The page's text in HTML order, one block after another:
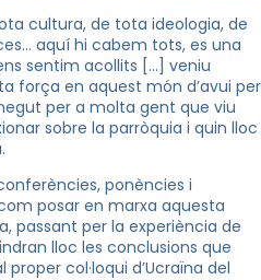
cultura, de tota ideologia, de
aquí hi cabem tots, es una
sentim acollits […] veniu
força en aquest món d’avui per
per a molta gent que viu
sobre la parròquia i quin lloc
ponències i
posar en marxa aquesta
passant per la experiència de
lloc les conclusions que
col·loqui d’Ucraïna del